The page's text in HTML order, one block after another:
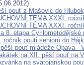
pouť z Mašovic do
TÉMA XXXI.
TÉMA XXXI.
8. etapa Cyrilometodějské
ročník pouti seniorů do
pouť mládeže Opava -
na XII. pěší pouť na
na svatojanskou